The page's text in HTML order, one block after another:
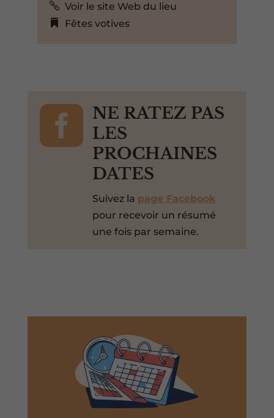
Voir le site Web du lieu
Fêtes votives

NE RATEZ PAS
LES
PROCHAINES
DATES
Suivez la page Facebook
pour recevoir un résumé
une fois par semaine.